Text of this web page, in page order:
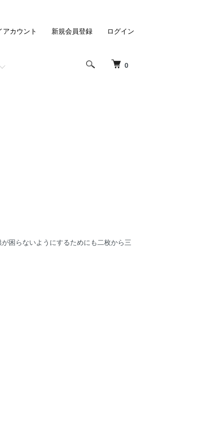
0
アカウント 新規会員登録 ログイン
困らないようにするためにも二枚から三